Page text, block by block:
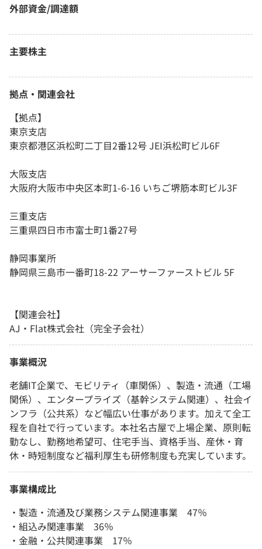
外部資金/調達額
主要株主
拠点・関連会社
【拠点】
東京支店
東京都港区浜松町二丁目2番12号 JEI浜松町ビル6F
大阪支店
大阪府大阪市中央区本町1-6-16 いちご堺筋本町ビル3F
三重支店
三重県四日市市富士町1番27号
静岡事業所
静岡県三島市一番町18-22 アーサーファーストビル 5F
【関連会社】
AJ・Flat株式会社（完全子会社）
事業概況
老舗IT企業で、モビリティ（車関係）、製造・流通（工場
関係）、エンタープライズ（基幹システム関連）、社会イ
ンフラ（公共系）など幅広い仕事があります。加えて全工
程を自社で行っています。本社名古屋で上場企業、原則転
勤なし、勤務地希望可、住宅手当、資格手当、産休・育
休・時短制度など福利厚生も研修制度も充実しています。
事業構成比
・製造・流通及び業務システム関連事業 47％
・組込み関連事業 36％
・金融・公共関連事業 17％